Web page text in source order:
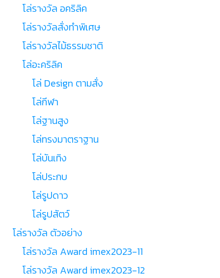
โล่รางวัล อคริลิค
โล่รางวัลสั่งทำพิเศษ
โล่รางวัลไม้ธรรมชาติ
โล่อะคริลิค
โล่ Design ตามสั่ง
โล่กีฬา
โล่ฐานสูง
โล่ทรงมาตราฐาน
โล่บันเทิง
โล่ประกบ
โล่รูปดาว
โล่รูปสัตว์
โล่รางวัล ตัวอย่าง
โล่รางวัล Award imex2023-11
โล่รางวัล Award imex2023-12